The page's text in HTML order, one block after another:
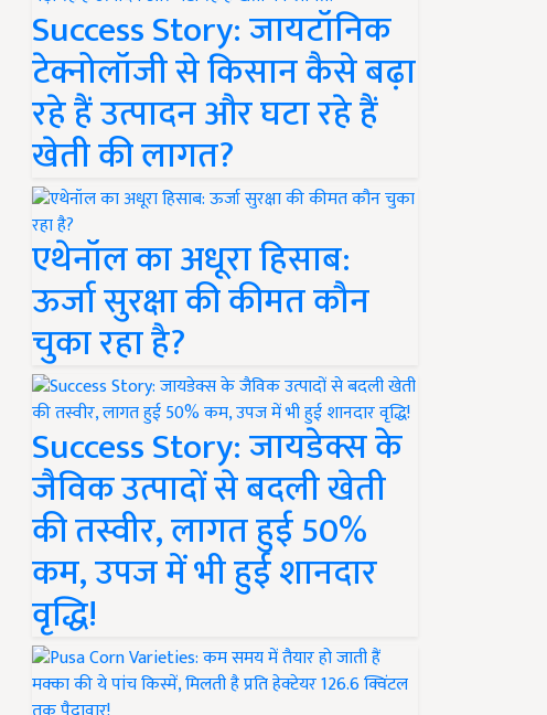
Success Story: जायटॉनिक
टेक्नोलॉजी से किसान कैसे बढ़ा
रहे हैं उत्पादन और घटा रहे हैं
खेती की लागत?
एथेनॉल का अधूरा हिसाब:
ऊर्जा सुरक्षा की कीमत कौन
चुका रहा है?
Success Story: जायडेक्स के
जैविक उत्पादों से बदली खेती
की तस्वीर, लागत हुई 50%
कम, उपज में भी हुई शानदार
वृद्धि!